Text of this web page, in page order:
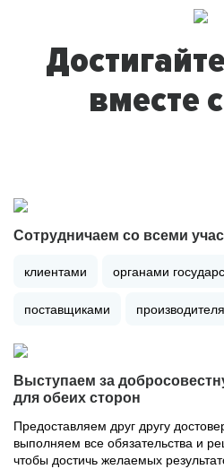
вместе
Сотрудничаем со всеми
клиентами органами
поставщиками
Выступаем за
для обеих сторон
Предоставляем друг другу
выполняем все обязательства и
чтобы достичь желаемых